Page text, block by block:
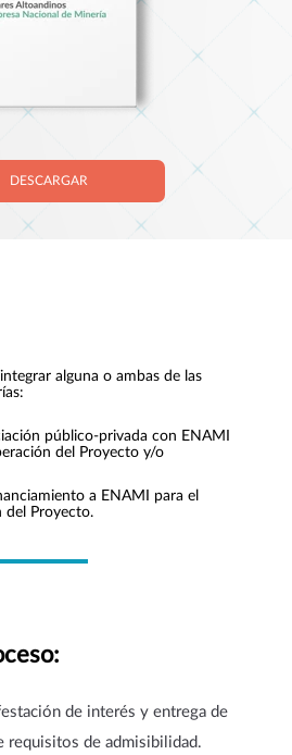
DESCARGAR
alguna o ambas de las
público-privada con ENAMI
del Proyecto y/o
a ENAMI para el
del Proyecto.
de interés y entrega de
requisitos de admisibilidad.